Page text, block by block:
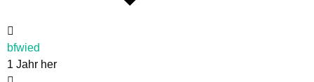
bfwied
1 Jahr her